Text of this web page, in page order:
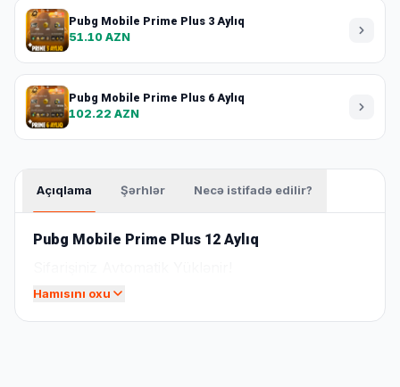
Pubg Mobile Prime Plus 3 Aylıq
51.10 AZN
Pubg Mobile Prime Plus 6 Aylıq
102.22 AZN
Açıqlama Şərhlər Necə istifadə edilir?
Pubg Mobile Prime Plus 12 Aylıq
Hamısını oxu